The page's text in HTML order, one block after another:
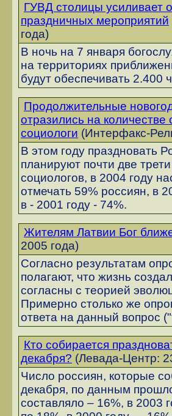
ГУВД столицы усиливает
праздничных мероприятий
года)
В ночь на 7 января
на территориях
будут обеспечивать 2.400
Продолжительные
отразились на
социологи (Интерфакс-
В этом году праздновать
планируют почти две
социологов, в 2004 году
отмечать 59% россиян, в
в - 2001 году - 74%.
Жителям Латвии Бог
2005 года)
Согласно результатам
полагают, что жизнь
согласны с теорией
Примерно столько же
ответа на данный вопрос
Кто собирается
декабря? (Левада-Центр:
Число россиян, которые
декабря, по данным
составляло – 16%, в 2003